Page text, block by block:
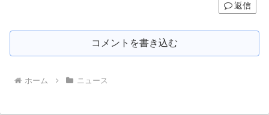
返信
コメントを書き込む
ホーム ニュース